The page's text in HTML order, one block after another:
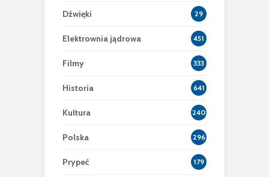
Dźwięki 29
Elektrownia jądrowa 451
Filmy 333
Historia 641
Kultura 240
Polska 296
Prypeć 179